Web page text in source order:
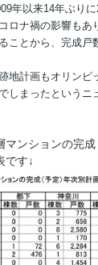
年以来14年ぶり
ロナ禍の影響もあ
ことから、完成戸
地計画もオリンピ
しまったというニ
マンションの完
です↓